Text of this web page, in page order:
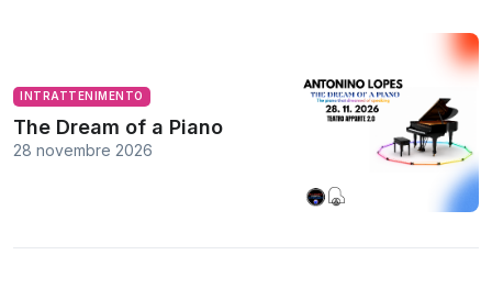
INTRATTENIMENTO
The Dream of a Piano
28 novembre 2026